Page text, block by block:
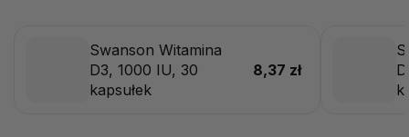
Swanson Witamina
D3, 1000 IU, 30
kapsułek
8,37 zł